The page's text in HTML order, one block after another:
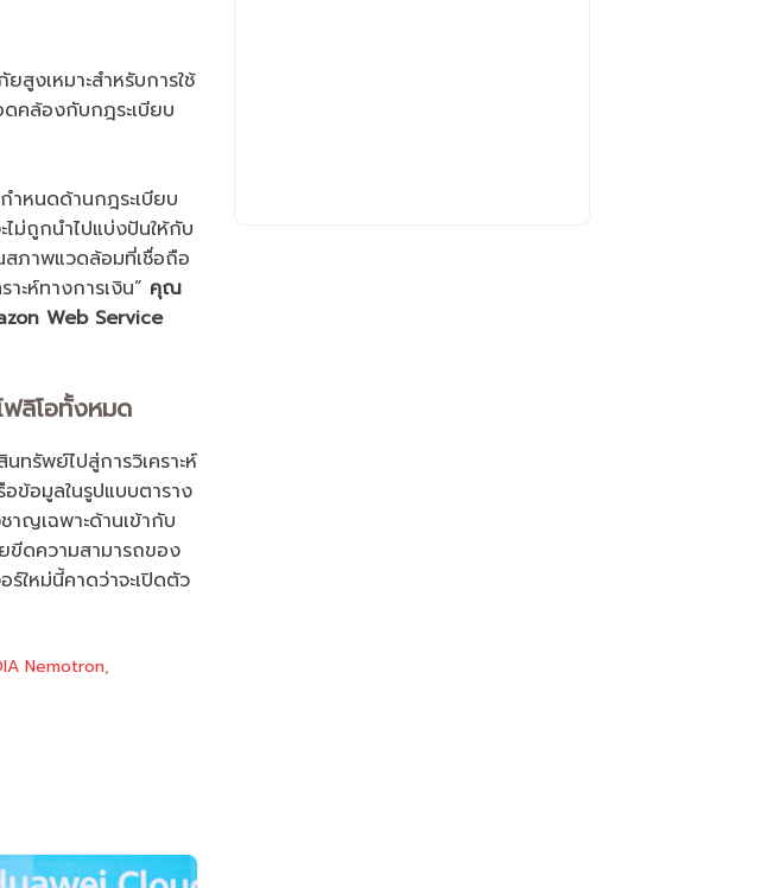
งเหมาะสำหรับการใช้
คล้องกับกฎระเบียบ
หนดด้านกฎระเบียบ
ม่ถูกนำไปแบ่งปันให้กับ
สภาพแวดล้อมที่เชื่อถือ
ะห์ทางการเงิน” คุณ
Web Service
ลิโอทั้งหมด
รัพย์ไปสู่การวิเคราะห์
ข้อมูลในรูปแบบตาราง
าญเฉพาะด้านเข้ากับ
ขีดความสามารถของ
ร์ใหม่นี้คาดว่าจะเปิดตัว
Nemotron